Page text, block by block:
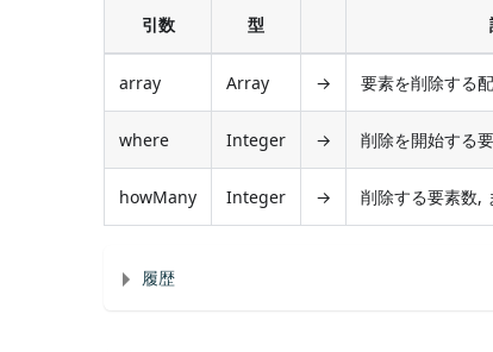
引数 型
array Array → 要素を削除する
where Integer → 削除を開始する
howMany Integer → 削除する要素数,
履歴